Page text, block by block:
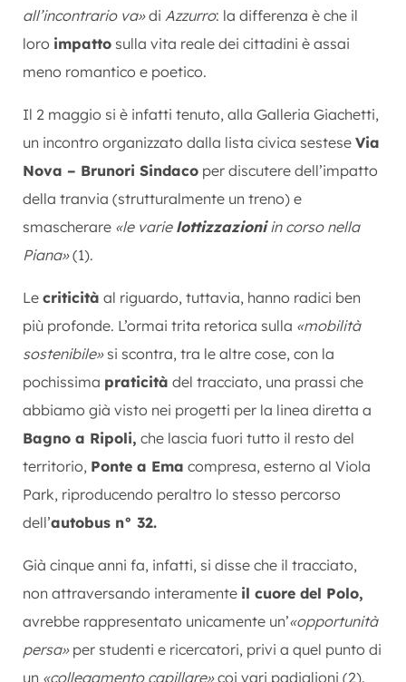
all’incontrario va»di Azzurro: la differenza è che il
loro impatto sulla vita reale dei cittadini è assai
meno romantico e poetico.
Il 2 maggio si è infatti tenuto, alla Galleria Giachetti,
un incontro organizzato dalla lista civica sestese Via
Nova – Brunori Sindaco per discutere dell’impatto
della tranvia (strutturalmente un treno) e
smascherare «le varie lottizzazioniin corso nella
Piana»(1).
Le criticità al riguardo, tuttavia, hanno radici ben
più profonde. L’ormai trita retorica sulla «mobilità
sostenibile»si scontra, tra le altre cose, con la
pochissima praticità del tracciato, una prassi che
abbiamo già visto nei progetti per la linea diretta a
Bagno a Ripoli, che lascia fuori tutto il resto del
territorio, Ponte a Ema compresa, esterno al Viola
Park, riproducendo peraltro lo stesso percorso
dell’autobus n° 32.
Già cinque anni fa, infatti, si disse che il tracciato,
non attraversando interamente il cuore del Polo,
avrebbe rappresentato unicamente un’«opportunità
persa»per studenti e ricercatori, privi a quel punto di
un «collegamento capillare»coi vari padiglioni (2).